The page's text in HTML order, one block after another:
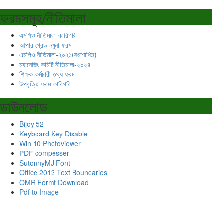
ফরমসমূহ/নীতিমালা
এমপিও নীতিমালা-কারিগরি
আপার গ্রেড নমুনা ফরম
এমপিও নীতিমালা-২০২১(সংশোধিত)
ম্যানেজিং কমিটি নীতিমালা-২০২৪
শিক্ষক-কর্মচারী তথ্য ফরম
উপবৃত্তি ফরম-কারিগরি
ডাউনলোড
Bijoy 52
Keyboard Key Disable
Win 10 Photoviewer
PDF compesser
SutonnyMJ Font
Office 2013 Text Boundaries
OMR Formt Download
Pdf to Image